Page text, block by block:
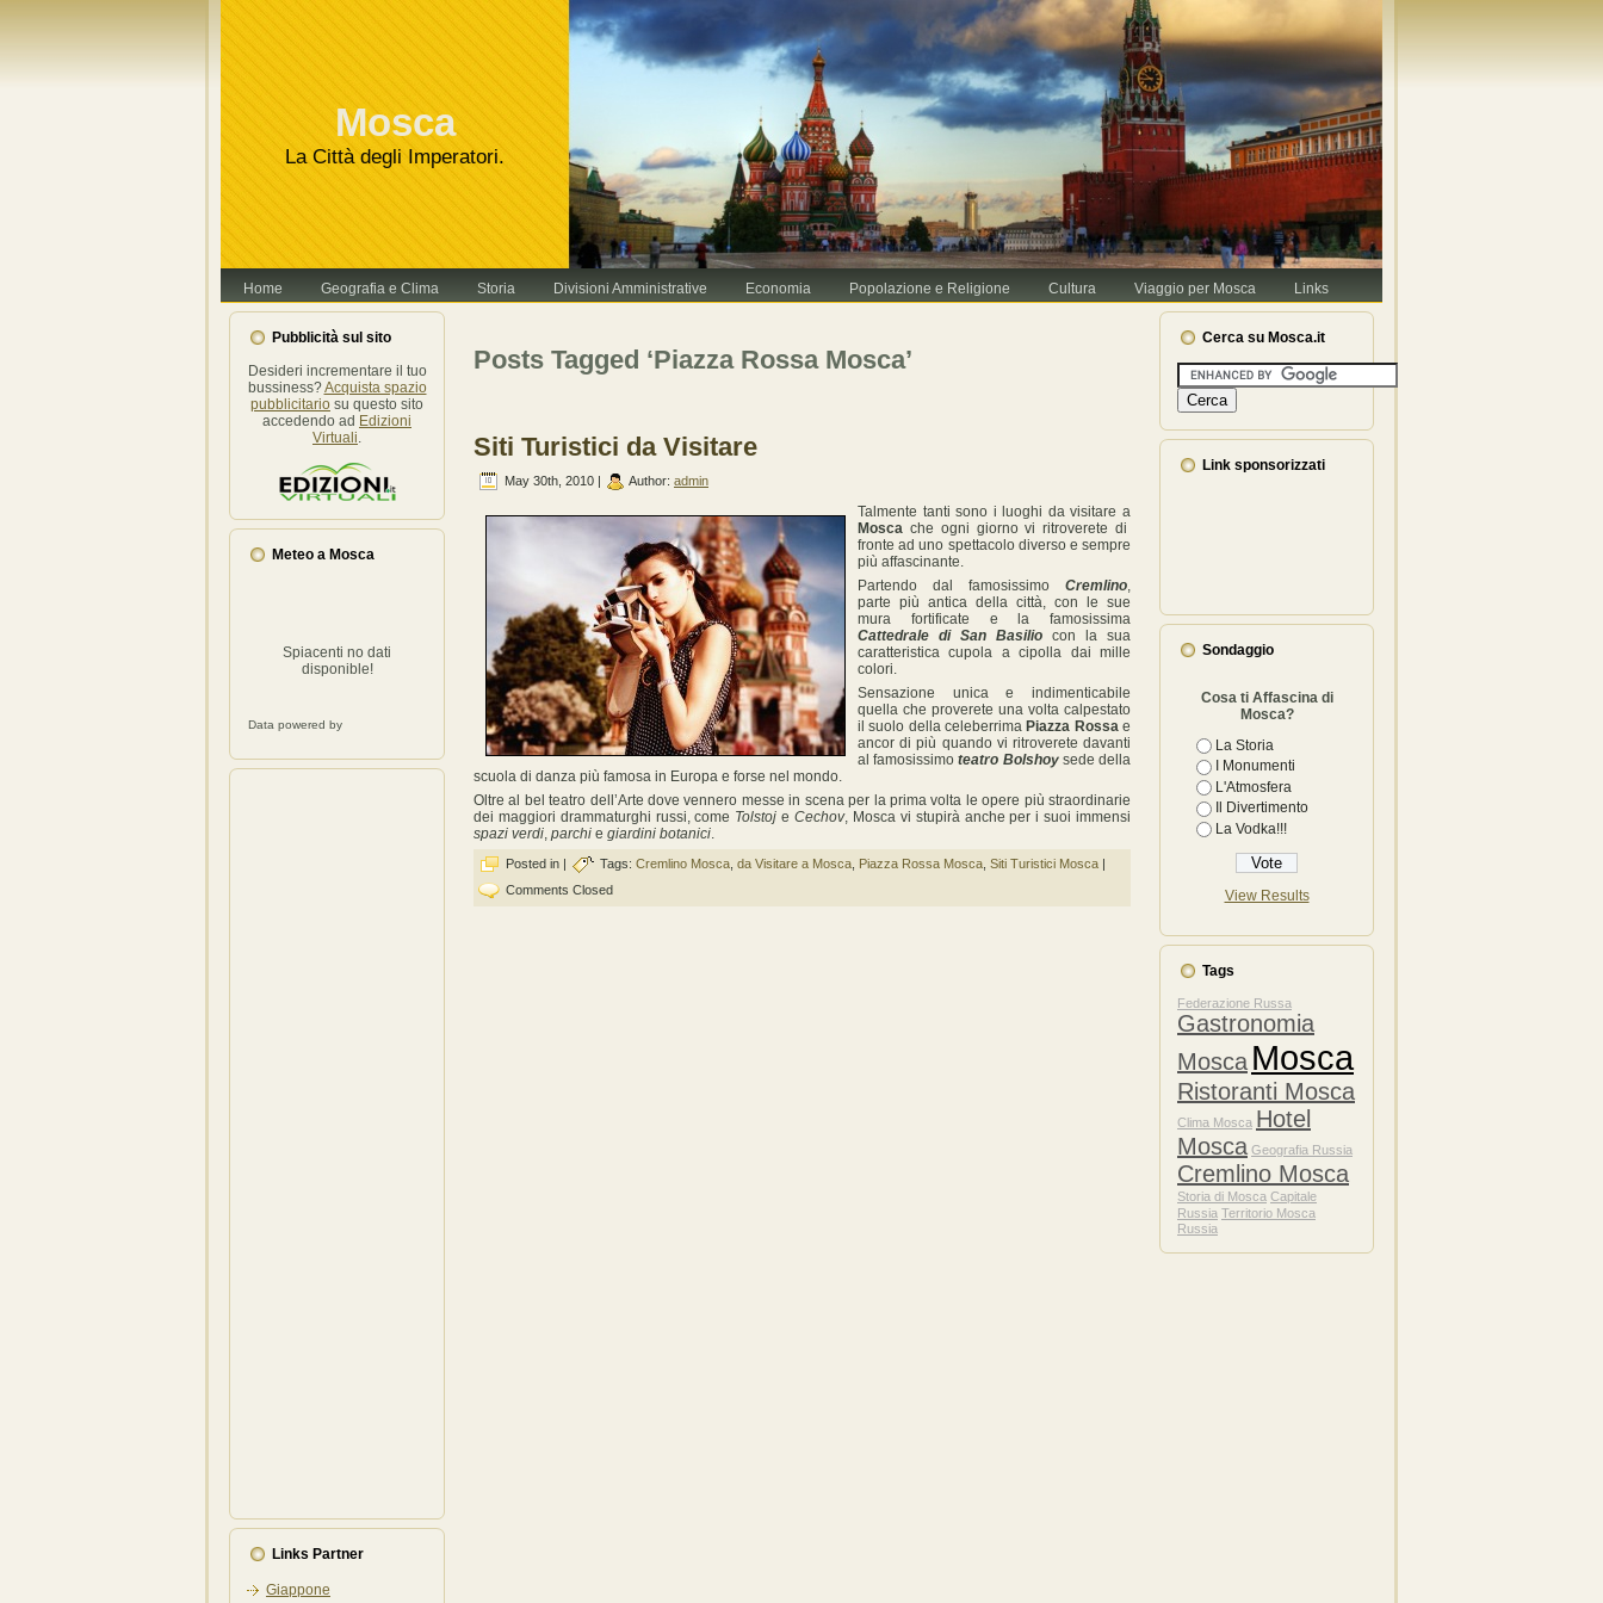
Mosca
La Città degli Imperatori.
Home Geografia e Clima Storia Divisioni Amministrative Economia Popolazione e Religione Cultura Viaggio per Mosca Links
Pubblicità sul sito
Desideri incrementare il tuo
bussiness?Acquista spazio
pubblicitario su questo sito
accedendo ad Edizioni
Virtuali.
Meteo a Mosca
Spiacenti no dati
disponible!
Data powered by
Links Partner
Giappone
Posts Tagged ‘Piazza Rossa Mosca’
Siti Turistici da Visitare
May 30th, 2010 | Author: admin
Talmente tanti sono i luoghi da visitare a
Mosca che ogni giorno vi ritroverete di
fronte ad uno spettacolo diverso e sempre
più affascinante.
Partendo dal famosissimo Cremlino,
parte più antica della città, con le sue
mura fortificate e la famosissima
Cattedrale di San Basilio con la sua
caratteristica cupola a cipolla dai mille
colori.
Sensazione unica e indimenticabile
quella che proverete una volta calpestato
il suolo della celeberrima Piazza Rossae
ancor di più quando vi ritroverete davanti
al famosissimo teatro Bolshoysede della
scuola di danza più famosa in Europa e forse nel mondo.
Oltre al bel teatro dell’Arte dove vennero messe in scena per la prima volta le opere più straordinarie
dei maggiori drammaturghi russi, come TolstojeCechov, Mosca vi stupirà anche per i suoi immensi
spazi verdi, parchi e giardini botanici.
Posted in | Tags: Cremlino Mosca da Visitare a Mosca Piazza Rossa Mosca Siti Turistici Mosca |
Comments Closed
Cerca su Mosca.it
Link sponsorizzati
Sondaggio
Cosa ti Affascina di
Mosca?
La Storia
I Monumenti
L'Atmosfera
Il Divertimento
La Vodka!!!
View Results
Tags
Federazione Russa
Gastronomia
Mosca Mosca
Ristoranti Mosca
Clima Mosca Hotel
Mosca Geografia Russia
Cremlino Mosca
Storia di Mosca Capitale
Russia Territorio Mosca
Russia
Leggi di più. Va bene, grazie